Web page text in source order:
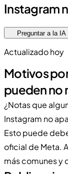
Instagram
Preguntar a la IA
Actualizado hoy
Motivos
pueden no
¿Notas que
Instagram no
Esto puede
oficial de Meta.
más comunes y